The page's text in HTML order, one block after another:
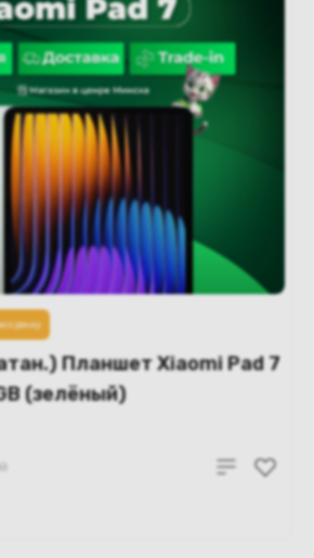
Планшет Xiaomi Pad 7
(зелёный)